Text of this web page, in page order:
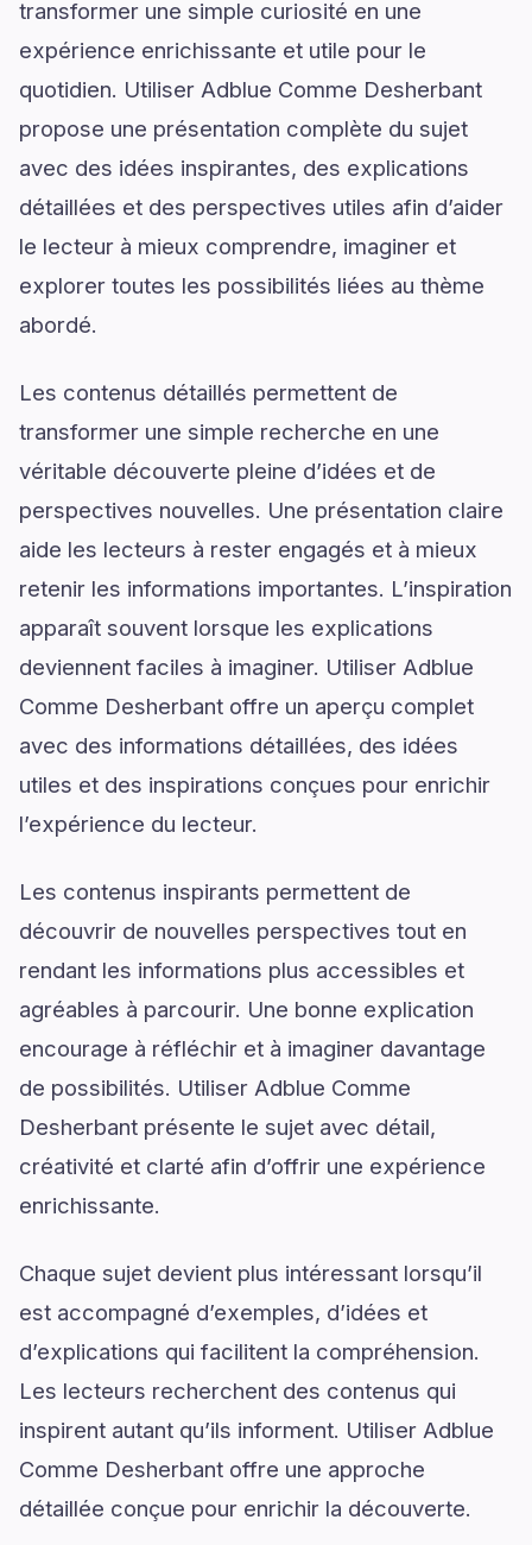
transformer une simple curiosité en une
expérience enrichissante et utile pour le
quotidien. Utiliser Adblue Comme Desherbant
propose une présentation complète du sujet
avec des idées inspirantes, des explications
détaillées et des perspectives utiles afin d’aider
le lecteur à mieux comprendre, imaginer et
explorer toutes les possibilités liées au thème
abordé.
Les contenus détaillés permettent de
transformer une simple recherche en une
véritable découverte pleine d’idées et de
perspectives nouvelles. Une présentation claire
aide les lecteurs à rester engagés et à mieux
retenir les informations importantes. L’inspiration
apparaît souvent lorsque les explications
deviennent faciles à imaginer. Utiliser Adblue
Comme Desherbant offre un aperçu complet
avec des informations détaillées, des idées
utiles et des inspirations conçues pour enrichir
l’expérience du lecteur.
Les contenus inspirants permettent de
découvrir de nouvelles perspectives tout en
rendant les informations plus accessibles et
agréables à parcourir. Une bonne explication
encourage à réfléchir et à imaginer davantage
de possibilités. Utiliser Adblue Comme
Desherbant présente le sujet avec détail,
créativité et clarté afin d’offrir une expérience
enrichissante.
Chaque sujet devient plus intéressant lorsqu’il
est accompagné d’exemples, d’idées et
d’explications qui facilitent la compréhension.
Les lecteurs recherchent des contenus qui
inspirent autant qu’ils informent. Utiliser Adblue
Comme Desherbant offre une approche
détaillée conçue pour enrichir la découverte.